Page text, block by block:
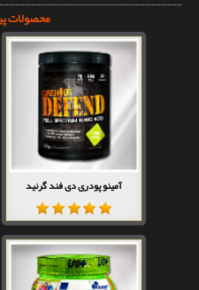
محصولات
آمینو پودری دی فند گرنید